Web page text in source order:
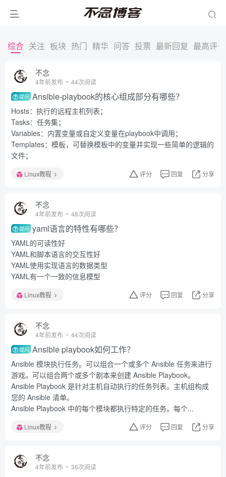
综合 关注 板块 热门 精华 问答 投票 最新回复 最高评分
不念
4年前发布 44次阅读
提问 Ansible-playbook的核心组成部分有哪些？
Hosts：执行的远程主机列表；
Tasks：任务集；
Variables：内置变量或自定义变量在playbook中调用；
Templates：模板，可替换模板中的变量并实现一些简单的逻辑的
文件；
Linux教程 评分 回复 分享
不念
4年前发布 48次阅读
提问 yaml语言的特性有哪些？
YAML的可读性好
YAML和脚本语言的交互性好
YAML使用实现语言的数据类型
YAML有一个一致的信息模型
Linux教程 评分 回复 分享
不念
4年前发布 44次阅读
提问 Ansible playbook如何工作？
Ansible 模块执行任务。可以组合一个或多个 Ansible 任务来进行
游戏。可以组合两个或多个剧本来创建 Ansible Playbook。
Ansible Playbook 是针对主机自动执行的任务列表。主机组构成
您的 Ansible 清单。
Ansible Playbook 中的每个模块都执行特定的任务。每个...
Linux教程 评分 回复 分享
不念
4年前发布 36次阅读